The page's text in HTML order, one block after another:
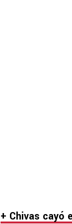
+ Chivas cayó